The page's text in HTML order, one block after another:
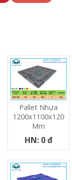
Pallet Nhựa
1200x1100x120
Mm
HN: 0 đ